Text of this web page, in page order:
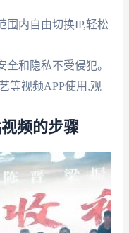
围内自由切换IP,轻松
和隐私不受侵犯。
等视频APP使用,观
频的步骤